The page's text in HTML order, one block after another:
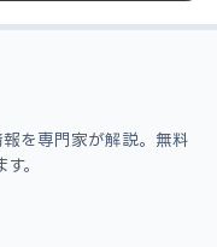
を専門家が解説。無料
。